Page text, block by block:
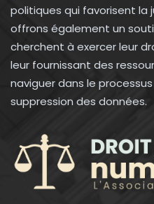
politiques qui favorisent la
offrons également un
cherchent à exercer leur
leur fournissant des
naviguer dans le
suppression des données.